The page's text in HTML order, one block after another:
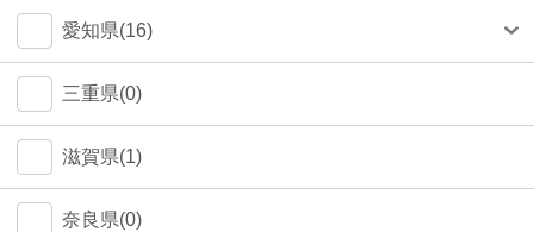
荒川区(0)
北区(0)
中野区(0)
江東区(0)
愛知県(16)
名古屋市(14)
三重県(0)
滋賀県(1)
奈良県(0)